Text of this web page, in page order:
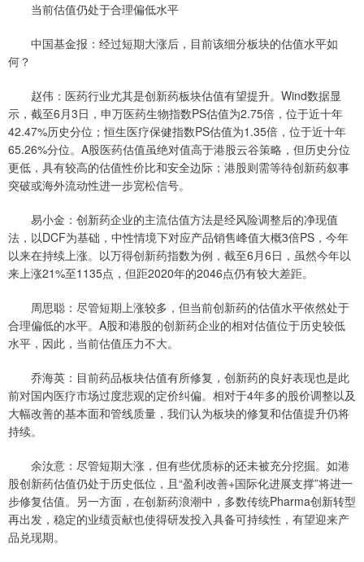
当前估值仍处于合理偏低水平
中国基金报：经过短期大涨后，目前该细分板块的估值水平如
何？
赵伟：医药行业尤其是创新药板块估值有望提升。Wind数据显
示，截至6月3日，申万医药生物指数PS估值为2.75倍，位于近十年
42.47%历史分位；恒生医疗保健指数PS估值为1.35倍，位于近十年
65.26%分位。A股医药估值虽绝对值高于港股云谷策略，但历史分位
更低，具有较高的估值性价比和安全边际；港股则需等待创新药叙事
突破或海外流动性进一步宽松信号。
易小金：创新药企业的主流估值方法是经风险调整后的净现值
法，以DCF为基础，中性情境下对应产品销售峰值大概3倍PS，今年
以来在持续上涨。以万得创新药指数为例，截至6月6日，虽然今年以
来上涨21%至1135点，但距2020年的2046点仍有较大差距。
周思聪：尽管短期上涨较多，但当前创新药的估值水平依然处于
合理偏低的水平。A股和港股的创新药企业的相对估值位于历史较低
水平，因此，当前估值压力不大。
乔海英：目前药品板块估值有所修复，创新药的良好表现也是此
前对国内医疗市场过度悲观的定价纠偏。相对于4年多的股价调整以及
大幅改善的基本面和管线质量，我们认为板块的修复和估值提升仍将
持续。
余汝意：尽管短期大涨，但有些优质标的还未被充分挖掘。如港
股创新药估值仍处于历史低位，且“盈利改善+国际化进展支撑”将进一
步修复估值。另一方面，在创新药浪潮中，多数传统Pharma创新转型
再出发，稳定的业绩贡献也使得研发投入具备可持续性，有望迎来产
品兑现期。